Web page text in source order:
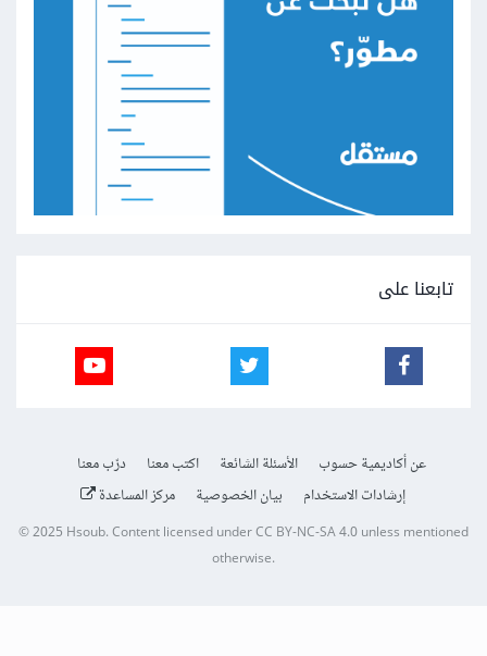
تابعنا على
عن أكاديمية حسوب الأسئلة الشائعة اكتب معنا
درّب معنا
إرشادات الاستخدام
بيان الخصوصية مركز المساعدة
© 2025 Hsoub.Content licensed underCC BY-NC-SA 4.0unless mentioned
otherwise.